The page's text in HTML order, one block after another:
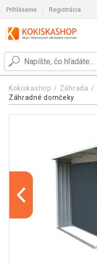
Prihlásenie Registrácia
Kokiskashop Záhrada
Záhradné domčeky